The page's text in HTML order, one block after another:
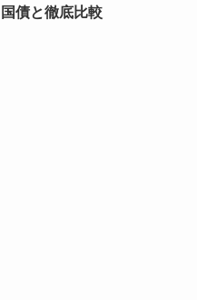
国債と徹底比較